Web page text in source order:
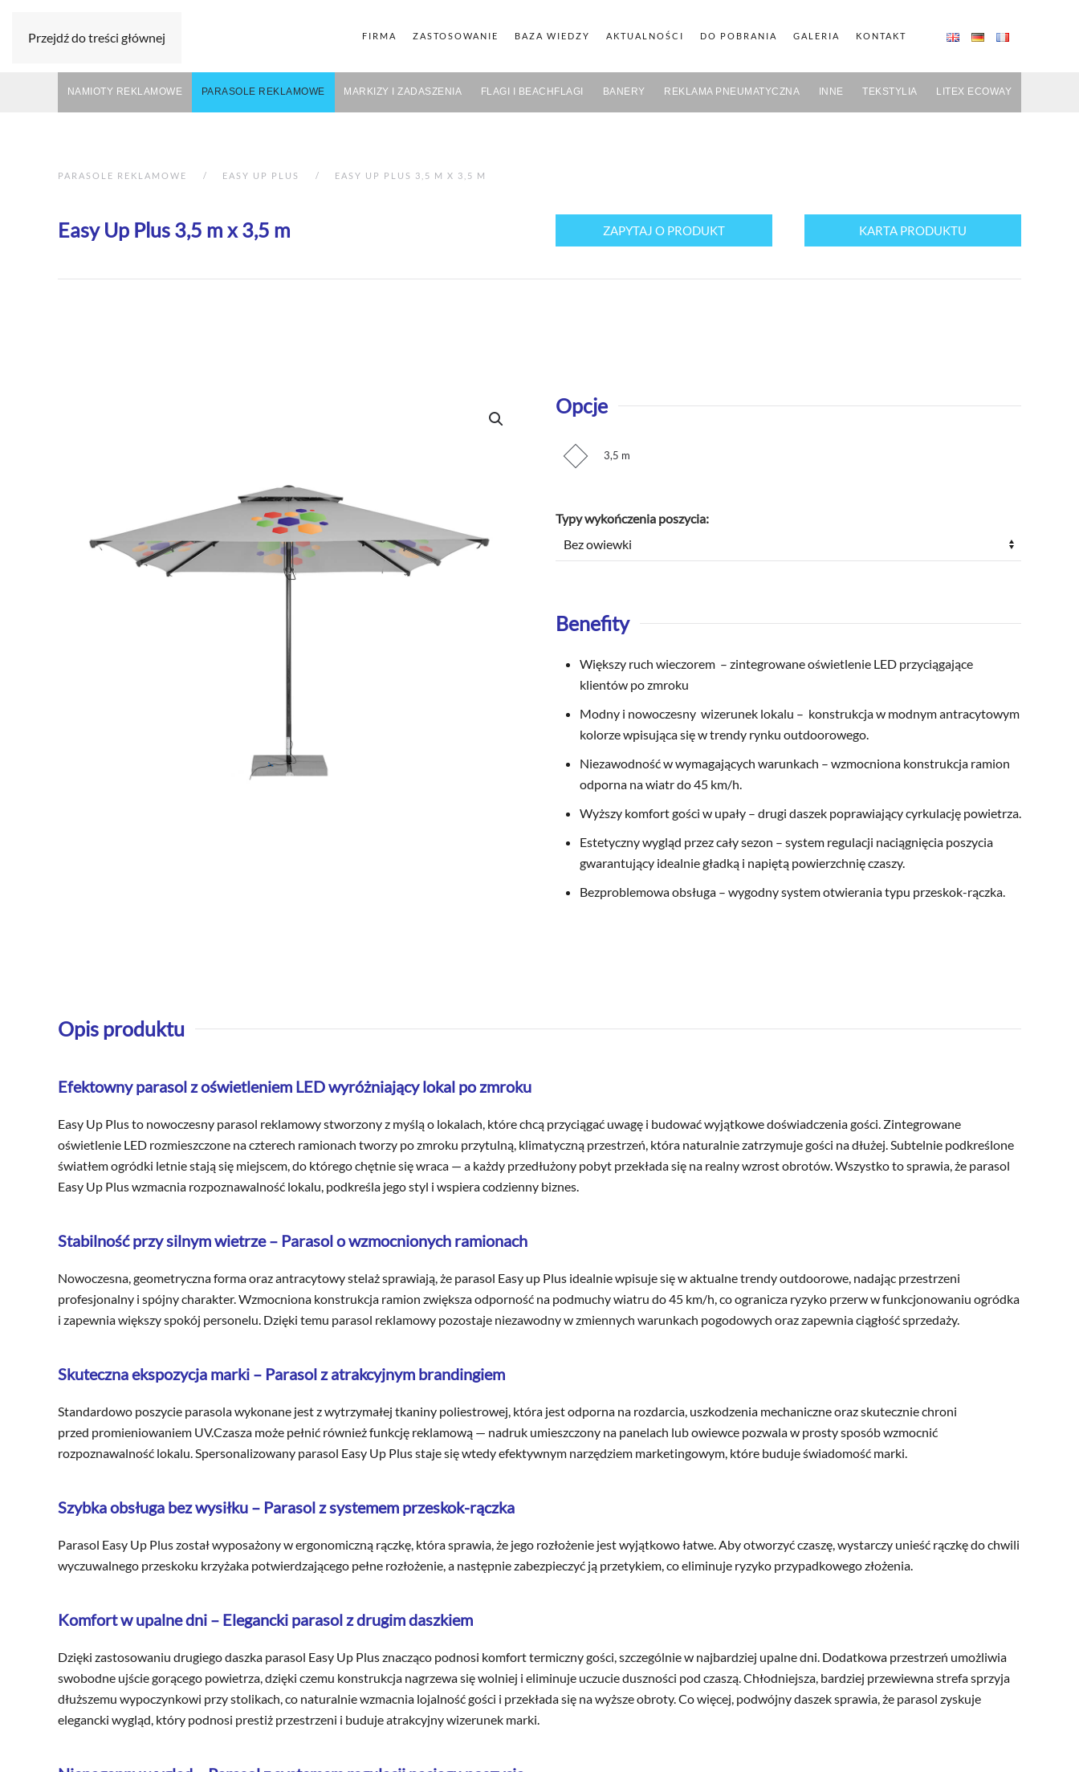
Przejdź do treści głównej FIRMA ZASTOSOWANIE BAZA WIEDZY AKTUALNOŚCI DO POBRANIA GALERIA KONTAKT
NAMIOTY REKLAMOWE PARASOLE REKLAMOWE MARKIZY I ZADASZENIA FLAGI I BEACHFLAGI BANERY REKLAMA PNEUMATYCZNA INNE TEKSTYLIA LITEX ECOWAY
PARASOLE REKLAMOWE EASY UP PLUS EASY UP PLUS 3,5 M X 3,5 M
Easy Up Plus 3,5 m x 3,5 m ZAPYTAJ O PRODUKT KARTA PRODUKTU
Opcje
3,5 m
Typy wykończenia poszycia
Benefity
Większy ruch wieczorem – zintegrowane oświetlenie LED przyciągające
klientów po zmroku
Modny i nowoczesny wizerunek lokalu – konstrukcja w modnym antracytowym
kolorze wpisująca się w trendy rynku outdoorowego.
Niezawodność w wymagających warunkach – wzmocniona konstrukcja ramion
odporna na wiatr do 45 km/h.
Wyższy komfort gości w upały – drugi daszek poprawiający cyrkulację powietrza.
Estetyczny wygląd przez cały sezon – system regulacji naciągnięcia poszycia
gwarantujący idealnie gładką i napiętą powierzchnię czaszy.
Bezproblemowa obsługa – wygodny system otwierania typu przeskok-rączka.
Opis produktu
Efektowny parasol z oświetleniem LED wyróżniający lokal po zmroku
Easy Up Plus to nowoczesny parasol reklamowy stworzony z myślą o lokalach, które chcą przyciągać uwagę i budować wyjątkowe doświadczenia gości. Zintegrowane
oświetlenie LED rozmieszczone na czterech ramionach tworzy po zmroku przytulną, klimatyczną przestrzeń, która naturalnie zatrzymuje gości na dłużej. Subtelnie podkreślone
światłem ogródki letnie stają się miejscem, do którego chętnie się wraca — a każdy przedłużony pobyt przekłada się na realny wzrost obrotów. Wszystko to sprawia, że parasol
Easy Up Plus wzmacnia rozpoznawalność lokalu, podkreśla jego styl i wspiera codzienny biznes.
Stabilność przy silnym wietrze – Parasol o wzmocnionych ramionach
Nowoczesna, geometryczna forma oraz antracytowy stelaż sprawiają, że parasol Easy up Plus idealnie wpisuje się w aktualne trendy outdoorowe, nadając przestrzeni
profesjonalny i spójny charakter. Wzmocniona konstrukcja ramion zwiększa odporność na podmuchy wiatru do 45 km/h, co ogranicza ryzyko przerw w funkcjonowaniu ogródka
i zapewnia większy spokój personelu. Dzięki temu parasol reklamowy pozostaje niezawodny w zmiennych warunkach pogodowych oraz zapewnia ciągłość sprzedaży.
Skuteczna ekspozycja marki – Parasol z atrakcyjnym brandingiem
Standardowo poszycie parasola wykonane jest z wytrzymałej tkaniny poliestrowej, która jest odporna na rozdarcia, uszkodzenia mechaniczne oraz skutecznie chroni
przed promieniowaniem UV.Czasza może pełnić również funkcję reklamową — nadruk umieszczony na panelach lub owiewce pozwala w prosty sposób wzmocnić
rozpoznawalność lokalu. Spersonalizowany parasol Easy Up Plus staje się wtedy efektywnym narzędziem marketingowym, które buduje świadomość marki.
Szybka obsługa bez wysiłku – Parasol z systemem przeskok-rączka
Parasol Easy Up Plus został wyposażony w ergonomiczną rączkę, która sprawia, że jego rozłożenie jest wyjątkowo łatwe. Aby otworzyć czaszę, wystarczy unieść rączkę do chwili
wyczuwalnego przeskoku krzyżaka potwierdzającego pełne rozłożenie, a następnie zabezpieczyć ją przetykiem, co eliminuje ryzyko przypadkowego złożenia.
Komfort w upalne dni – Elegancki parasol z drugim daszkiem
Dzięki zastosowaniu drugiego daszka parasol Easy Up Plus znacząco podnosi komfort termiczny gości, szczególnie w najbardziej upalne dni. Dodatkowa przestrzeń umożliwia
swobodne ujście gorącego powietrza, dzięki czemu konstrukcja nagrzewa się wolniej i eliminuje uczucie duszności pod czaszą. Chłodniejsza, bardziej przewiewna strefa sprzyja
dłuższemu wypoczynkowi przy stolikach, co naturalnie wzmacnia lojalność gości i przekłada się na wyższe obroty. Co więcej, podwójny daszek sprawia, że parasol zyskuje
elegancki wygląd, który podnosi prestiż przestrzeni i buduje atrakcyjny wizerunek marki.